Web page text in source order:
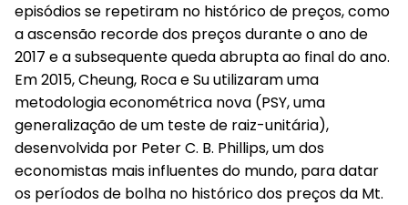
episódios se repetiram no histórico de preços, como
a ascensão recorde dos preços durante o ano de
2017 e a subsequente queda abrupta ao final do ano.
Em 2015, Cheung, Roca e Su utilizaram uma
metodologia econométrica nova (PSY, uma
generalização de um teste de raiz-unitária),
desenvolvida por Peter C. B. Phillips, um dos
economistas mais influentes do mundo, para datar
os períodos de bolha no histórico dos preços da Mt.